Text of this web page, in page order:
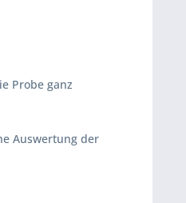
Probe ganz
Auswertung der